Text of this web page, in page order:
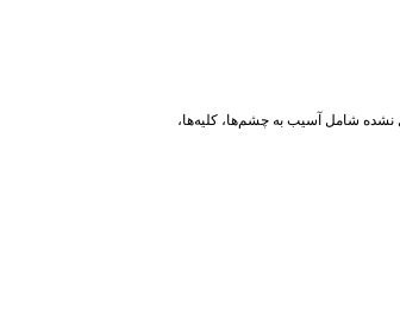
نشده شامل آسیب به چشم‌ها، کلیه‌ها،